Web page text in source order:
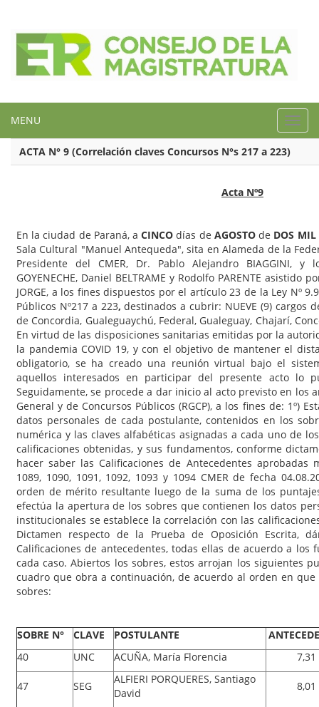
MENU
ACTA N° 9 (Correlación claves Concursos N°s 217 a 223)
Acta Nº9
En la ciudad de Paraná, aCINCO días de AGOSTOde DOS MIL
Sala Cultural "Manuel Antequeda", sita en Alameda de la
Presidente del CMER, Dr. Pablo Alejandro BIAGGINI, y
GOYENECHE, Daniel BELTRAME y Rodolfo PARENTE asistido
JORGE, a los fines dispuestos por el artículo 23 de la Ley Nº
Públicos Nº217 a 223,destinados a cubrir: NUEVE (9) cargos
de Concordia, Gualeguaychú, Federal, Gualeguay, Chajarí,
En virtud de las disposiciones sanitarias emitidas por la
la pandemia COVID 19, y con el objetivo de mantener el
obligatorio, se ha creado una reunión virtual bajo el
aquellos interesados en participar del presente acto lo
Seguidamente, se procede a dar inicio al acto previsto en los
General y de Concursos Públicos (RGCP), a los fines de: 1º)
datos personales de cada postulante, contenidos en los
numérica y las claves alfabéticas asignadas a cada uno de
calificaciones obtenidas, y sus fundamentos, conforme
hacer saber las Calificaciones de Antecedentes aprobadas
1089, 1090, 1091, 1092, 1093 y 1094 CMER de fecha
orden de mérito resultante luego de la suma de los
efectúa la apertura de los sobres que contienen los datos
institucionales se establece la correlación con las
Dictamen respecto de la Prueba de Oposición Escrita,
Calificaciones de antecedentes, todas ellas de acuerdo a los
cada caso. Abiertos los sobres, estos arrojan los siguientes
cuadro que obra a continuación, de acuerdo al orden en
sobres:
SOBRE N° CLAVE POSTULANTE
40
UNC ACUÑA, María Florencia 7,31
47 SEG
ALFIERI PORQUERES, Santiago
David
8,01